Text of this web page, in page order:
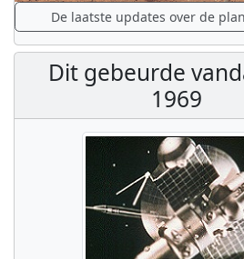
De laatste updates over de
Dit gebeurde
1969